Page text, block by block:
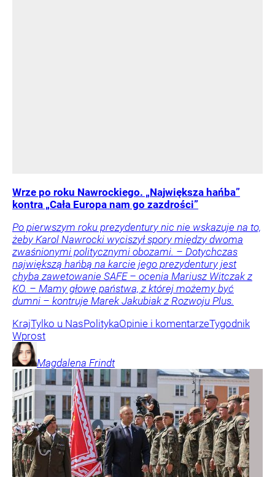
Wrze po roku Nawrockiego. „Największa hańba”
kontra „Cała Europa nam go zazdrości”
Po pierwszym roku prezydentury nic nie wskazuje na to,
żeby Karol Nawrocki wyciszył spory między dwoma
zwaśnionymi politycznymi obozami. – Dotychczas
największą hańbą na karcie jego prezydentury jest
chyba zawetowanie SAFE – ocenia Mariusz Witczak z
KO. – Mamy głowę państwa, z której możemy być
dumni – kontruje Marek Jakubiak z Rozwoju Plus.
KrajTylko u NasPolitykaOpinie i komentarzeTygodnik
Wprost
Magdalena Frindt